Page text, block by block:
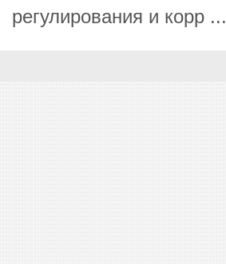
регулирования и корр ...